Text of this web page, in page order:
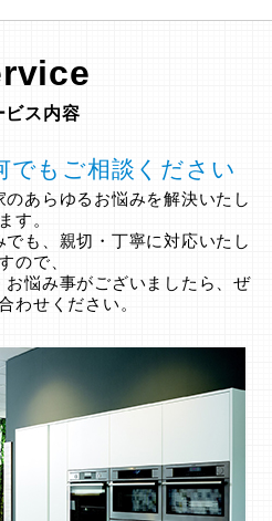
ビス内容
でもご相談ください
あらゆるお悩みを解決いたし
ます。
も、親切・丁寧に対応いたし
ので、
悩み事がございましたら、ぜ
わせください。